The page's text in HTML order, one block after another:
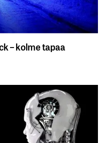
– kolme tapaa